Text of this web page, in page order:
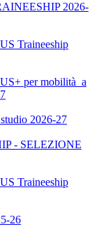
2026-
Traineeship
per mobilità a
2026-27
- SELEZIONE
Traineeship
26